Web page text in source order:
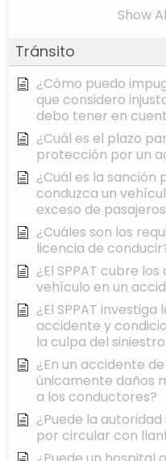
Show
Tránsito
¿Cómo puedo
que considero
debo tener en
¿Cuál es el plazo
protección por un
¿Cuál es la sanción
conduzca un
exceso de
¿Cuáles son los
licencia de
¿El SPPAT cubre
vehículo en un
¿El SPPAT
accidente y
la culpa del
¿En un accidente
únicamente daños
a los conductores?
¿Puede la
por circular con